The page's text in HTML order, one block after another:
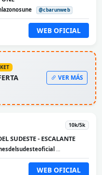
@cbarunweb
WEB OFICIAL
VER MÁS
10k/5k
SUDESTE - ESCALANTE
WEB OFICIAL